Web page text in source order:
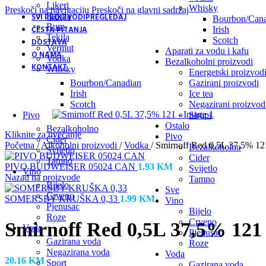
Preskoči na navigaciju Preskoči na glavni sadržaj
SVI PROIZVODIPREGLEDAJ
ČESTA PITANJA
DOSTAVA
O NAMA
KONTAKT
Likeri
Rakija
Rum
Tekila
Vermut
Vodka
Whisky
Bourbon/Canadian
Irish
Scotch
Pivo
Bezalkoholno
Cider
Svijetlo
Tamno
Vino
Bijelo
Crveno
Pjenusac
Roze
Voda
Gazirana voda
Negazirana voda
Sport
Whisky
Bourbon/
Irish
Scotch
Aparati za vodu i kafu
Bezalkoholni proizvodi
Energetski proizvodi
Gazirani proizvodi
Ice tea
Negazirani
Sirupi
Ostalo
Pivo
Bezalkoholno
Cider
Svijetlo
Tamno
Sve
Vino
Bijelo
Crveno
Pjenusac
Roze
Voda
Kliknite za uvećanje
Početna / Alkoholni proizvodi / Vodka / Smirnoff Red 0,5L 37,5%
PIVO BUDWEISER 05024 CAN 1.93 KM
Nazad na proizvode
SOMERSBY KRUŠKA 0,33 1.99 KM
Smirnoff Red 0,5L 37,5% 121
20.16 KM